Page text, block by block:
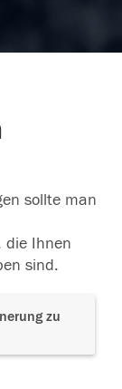
sollte man
die Ihnen
sind.
zu